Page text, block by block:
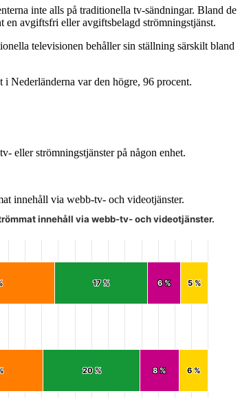
inte alls på traditionella tv-sändningar. Bland de
en avgiftsfri eller avgiftsbelagd strömningstjänst.
televisionen behåller sin ställning särskilt bland
Nederländerna var den högre, 96 procent.
eller strömningstjänster på någon enhet.
innehåll via webb-tv- och videotjänster.
innehåll via webb-tv- och videotjänster.
17 %
17 %
20 %
20 %
6 %
6 %
8 %
8 %
5 %
5 %
6 %
6 %